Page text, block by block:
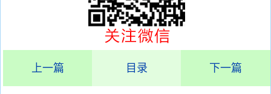
上一篇 目录 下一篇